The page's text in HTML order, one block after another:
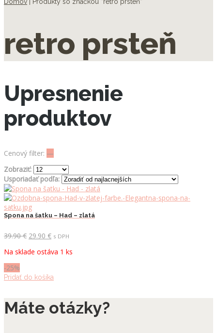
retro prsteň
Upresnenie
produktov
Cenový filter: —
Zobraziť:
Usporiadať podľa:
Spona na šatku – Had – zlatá
39.90€ Pôvodná
bola:
29.90 €Aktuálna
je:
s DPH
Na sklade ostáva 1 ks
-25%
Pridať do košíka
Máte otázky?